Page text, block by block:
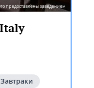
предоставлены заведением
Завтраки